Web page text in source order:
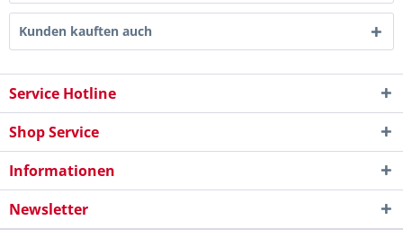
Kunden kauften auch
Service Hotline
Shop Service
Informationen
Newsletter